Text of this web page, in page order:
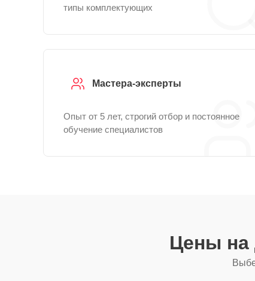
типы комплектующих
Мастера-эксперты
Опыт от 5 лет, строгий отбор и постоянное
обучение специалистов
Цены на